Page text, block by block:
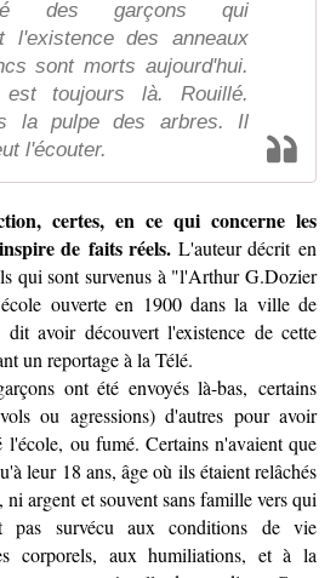
des garçons qui
l'existence des anneaux
sont morts aujourd'hui.
toujours là. Rouillé.
la pulpe des arbres. Il
l'écouter.
certes, en ce qui concerne les
de faits réels. L'auteur décrit en
qui sont survenus à "l'Arthur G.Dozier
ouverte en 1900 dans la ville de
avoir découvert l'existence de cette
un reportage à la Télé.
ont été envoyés là-bas, certains
ou agressions) d'autres pour avoir
l'école, ou fumé. Certains n'avaient que
leur 18 ans, âge où ils étaient relâchés
argent et souvent sans famille vers qui
pas survécu aux conditions de vie
corporels, aux humiliations, et à la